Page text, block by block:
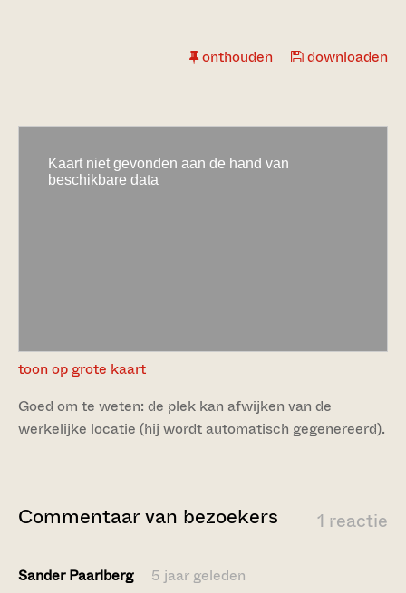
onthouden downloaden
toon op grote kaart
Goed om te weten: de plek kan afwijken van de
werkelijke locatie (hij wordt automatisch gegenereerd).
1 reactie
Commentaar van bezoekers
Sander Paarlberg
5 jaar geleden